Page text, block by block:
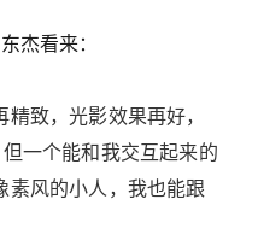
杰看来：
致，光影效果再好，
一个能和我交互起来的
素风的小人，我也能跟